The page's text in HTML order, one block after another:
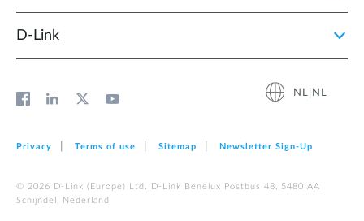
D‑Link
NL|NL
Privacy Terms of use Sitemap Newsletter Sign‑Up
© 2026 D‑Link (Europe) Ltd. D-Link Benelux Postbus 48, 5480 AA
Schijndel, Nederland